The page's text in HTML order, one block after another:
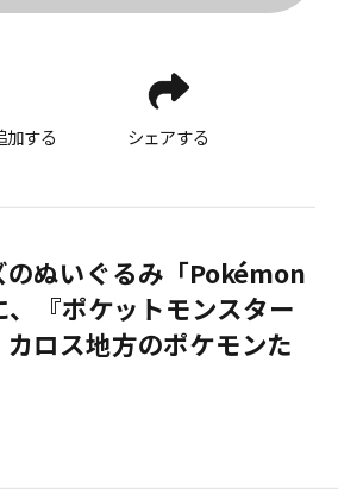
加する シェアする
のぬいぐるみ「Pokémon
『ポケットモンスター
ロス地方のポケモンた